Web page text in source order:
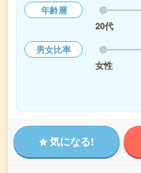
年齢層
20代
男女比率
女性
気になる!